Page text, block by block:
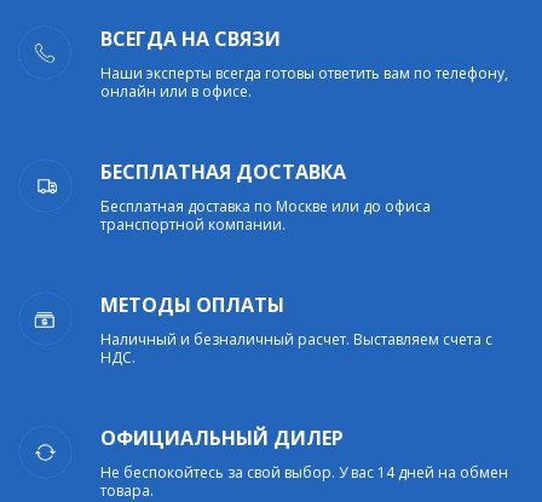
ВСЕГДА НА СВЯЗИ
Наши эксперты всегда готовы ответить вам по телефону,
онлайн или в офисе.
БЕСПЛАТНАЯ ДОСТАВКА
Бесплатная доставка по Москве или до офиса
транспортной компании.
МЕТОДЫ ОПЛАТЫ
Наличный и безналичный расчет. Выставляем счета с
НДС.
ОФИЦИАЛЬНЫЙ ДИЛЕР
Не беспокойтесь за свой выбор. У вас 14 дней на обмен
товара.